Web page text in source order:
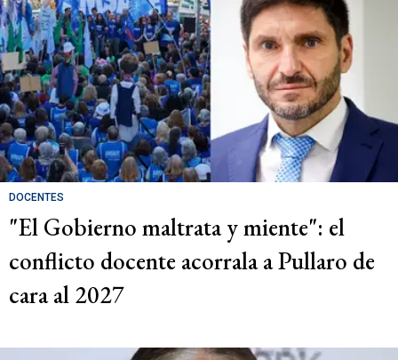
DOCENTES
"El Gobierno maltrata y miente": el
conflicto docente acorrala a Pullaro de
cara al 2027